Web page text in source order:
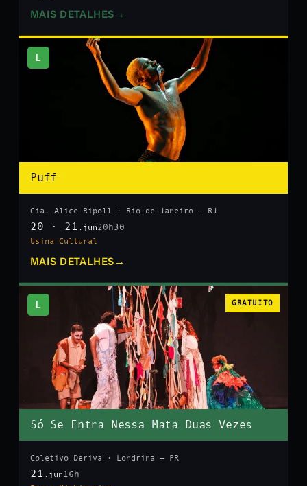
MAIS DETALHES →
L
Puff
Cia. Alice Ripoll · Rio de Janeiro — RJ
20 · 21 .jun20h30
Usina Cultural
MAIS DETALHES →
L GRATUITO
Só Se Entra Nessa Mata Duas Vezes
Coletivo Deriva · Londrina — PR
21 .jun 16h